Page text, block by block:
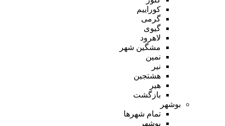
کوراییم
گرمی
گیوی
لاهرود
مشگین شهر
نمین
نیر
هشتجین
هیر
بازگشت
بوشهر
تمام شهر‌ها
بوشهر